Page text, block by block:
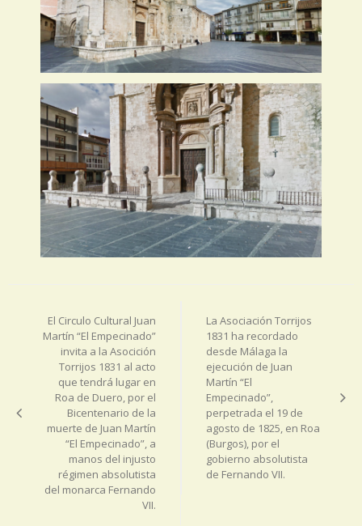
entradasEl Circulo Cultural Juan
Martín “El Empecinado”
invita a la Asocición
Torrijos 1831 al acto
que tendrá lugar en
Roa de Duero, por el
Bicentenario de la
muerte de Juan Martín
“El Empecinado”, a
manos del injusto
régimen absolutista
del monarca Fernando
VII.
La Asociación Torrijos
1831 ha recordado
desde Málaga la
ejecución de Juan
Martín “El
Empecinado”,
perpetrada el 19 de
agosto de 1825, en Roa
(Burgos), por el
gobierno absolutista
de Fernando VII.